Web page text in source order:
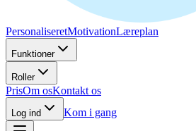
PersonaliseretMotivationLæreplan
Funktioner
Roller
PrisOm osKontakt os
Log ind Kom i gang